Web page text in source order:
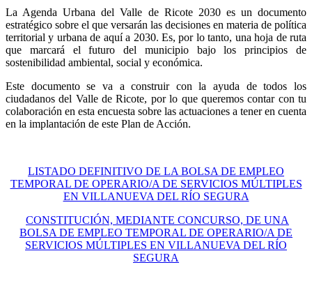
La Agenda Urbana del Valle de Ricote 2030 es un documento
estratégico sobre el que versarán las decisiones en materia de política
territorial y urbana de aquí a 2030. Es, por lo tanto, una hoja de ruta
que marcará el futuro del municipio bajo los principios de
sostenibilidad ambiental, social y económica.
Este documento se va a construir con la ayuda de todos los
ciudadanos del Valle de Ricote, por lo que queremos contar con tu
colaboración en esta encuesta sobre las actuaciones a tener en cuenta
en la implantación de este Plan de Acción.
LISTADO DEFINITIVO DE LA BOLSA DE EMPLEO
TEMPORAL DE OPERARIO/A DE SERVICIOS MÚLTIPLES
EN VILLANUEVA DEL RÍO SEGURA
CONSTITUCIÓN, MEDIANTE CONCURSO, DE UNA
BOLSA DE EMPLEO TEMPORAL DE OPERARIO/A DE
SERVICIOS MÚLTIPLES EN VILLANUEVA DEL RÍO
SEGURA